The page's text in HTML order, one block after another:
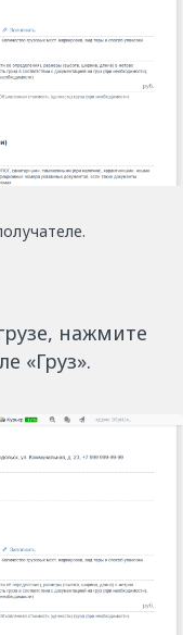
нажмите
«Груз».